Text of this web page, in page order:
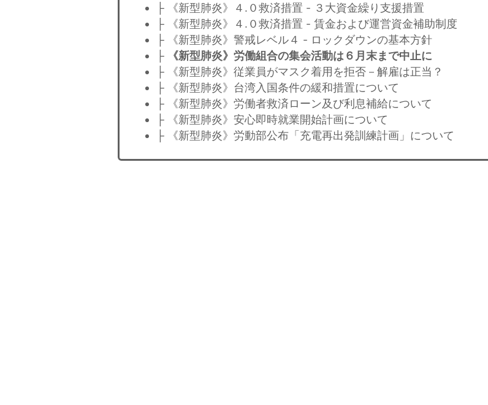
├ 《新型肺炎》４.０救済措置 - ３大資金繰り支援措置
├ 《新型肺炎》４.０救済措置 - 賃金および運営資金補助制度
├ 《新型肺炎》警戒レベル４ - ロックダウンの基本方針
├
《新型肺炎》労働組合の集会活動は６月末まで中止に
├ 《新型肺炎》従業員がマスク着用を拒否－解雇は正当？
├ 《新型肺炎》台湾入国条件の緩和措置について
├ 《新型肺炎》労働者救済ローン及び利息補給について
├ 《新型肺炎》安心即時就業開始計画について
├ 《新型肺炎》労動部公布「充電再出発訓練計画」について